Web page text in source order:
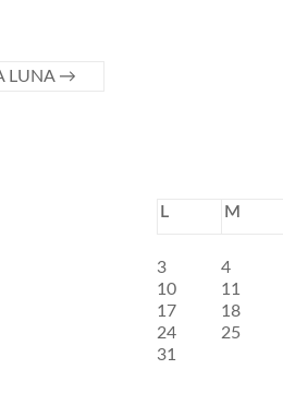
LUNA →
L
M
3
4
10
11
17
18
24
25
31